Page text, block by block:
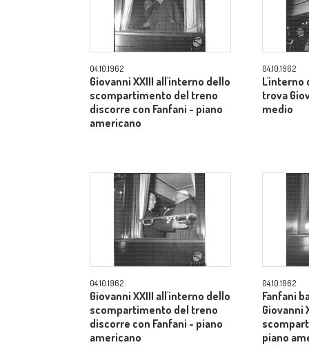
04.10.1962
Giovanni XXIII all'interno dello
scompartimento del treno
discorre con Fanfani - piano
americano
04.10.1962
L'interno
trova
medio
04.10.1962
Giovanni XXIII all'interno dello
scompartimento del treno
discorre con Fanfani - piano
americano
04.10.1962
Fanfani
Giovanni
piano